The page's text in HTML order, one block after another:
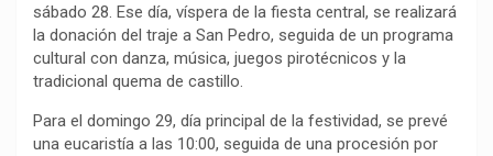
sábado 28. Ese día, víspera de la fiesta central, se realizará
la donación del traje a San Pedro, seguida de un programa
cultural con danza, música, juegos pirotécnicos y la
tradicional quema de castillo.
Para el domingo 29, día principal de la festividad, se prevé
una eucaristía a las 10:00, seguida de una procesión por